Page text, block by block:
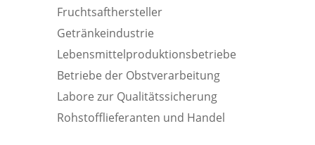
Fruchtsafthersteller
Getränkeindustrie
Lebensmittelproduktionsbetriebe
Betriebe der Obstverarbeitung
Labore zur Qualitätssicherung
Rohstofflieferanten und Handel